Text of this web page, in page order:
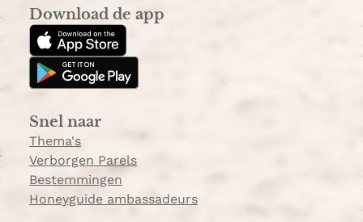
t
a
g
m
T
o
k
Download de app
Snel naar
Thema's
Verborgen Parels
Bestemmingen
Honeyguide ambassadeurs